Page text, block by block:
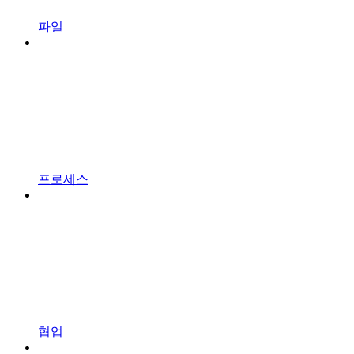
파일
프로세스
협업